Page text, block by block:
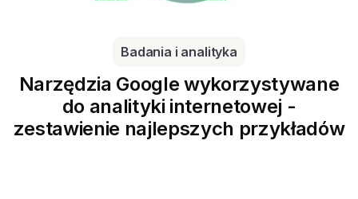
Badania i analityka
Narzędzia Google wykorzystywane
do analityki internetowej -
zestawienie najlepszych przykładów